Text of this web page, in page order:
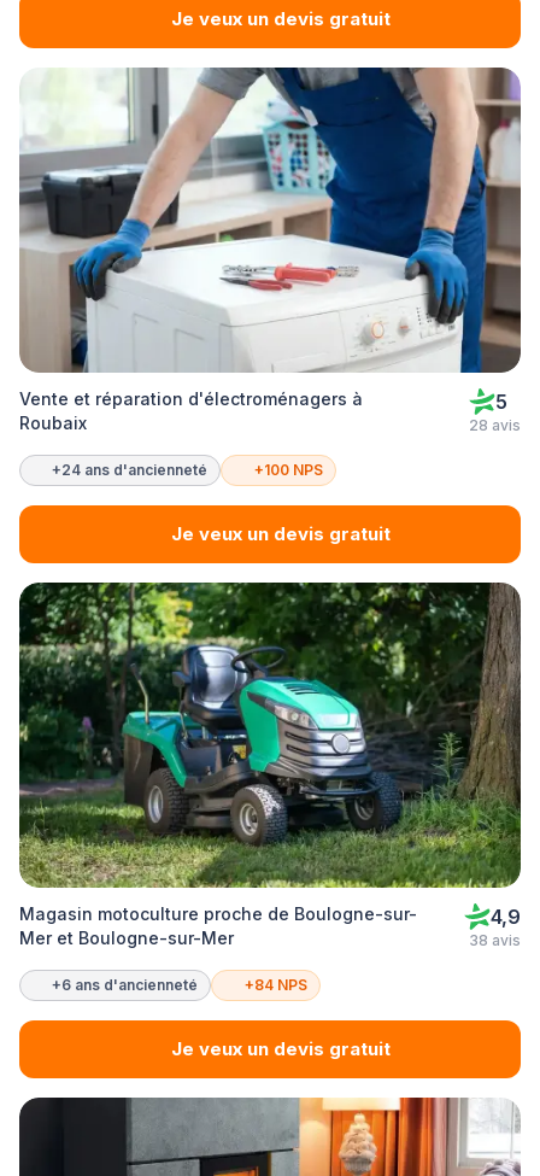
Je veux un devis gratuit
Vente et réparation d'électroménagers à
Roubaix
5
28 avis
+24 ans d'ancienneté +100 NPS
Je veux un devis gratuit
Magasin motoculture proche de Boulogne-sur-
Mer et Boulogne-sur-Mer
4,9
38 avis
+6 ans d'ancienneté +84 NPS
Je veux un devis gratuit